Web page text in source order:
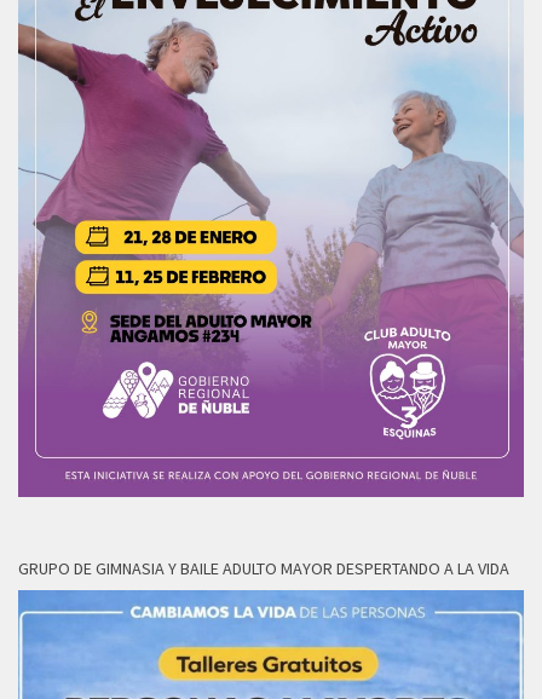
GRUPO DE GIMNASIA Y BAILE ADULTO MAYOR DESPERTANDO A LA VIDA